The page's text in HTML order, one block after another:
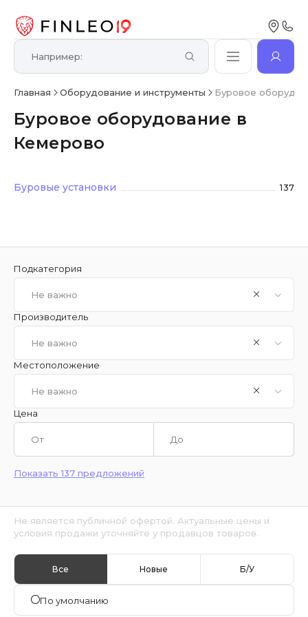
Главная Оборудование и инструменты Буровое
Буровое оборудование в
Кемерово
Буровые установки 137
Подкатегория
Не важно
Производитель
Не важно
Местоположение
Не важно
Цена
Показать 137 предложений
Не является публичной офертой. Актуальные цены и
условия продажи уточняйте у продавцов товаров.
Все Новые Б/У
По умолчанию